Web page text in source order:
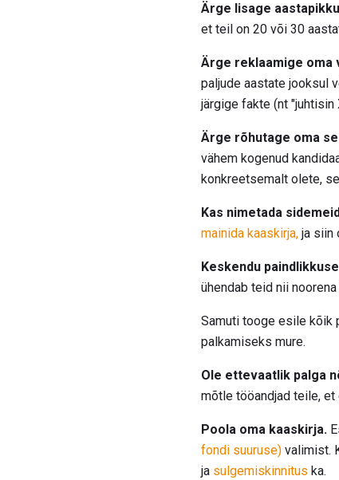
Ärge lisage
et teil on 20 või 30
Ärge reklaamige oma
paljude aastate jooksul
järgige fakte (nt
Ärge rõhutage oma
vähem kogenud
konkreetsemalt olete,
Kas nimetada
mainida kaaskirja, ja siin
Keskendu
ühendab teid nii
Samuti tooge esile kõik
palkamiseks mure.
Ole ettevaatlik palga
mõtle tööandjad teile,
Poola oma kaaskirja.
fondi suuruse) valimist.
ja sulgemiskinnitus ka.